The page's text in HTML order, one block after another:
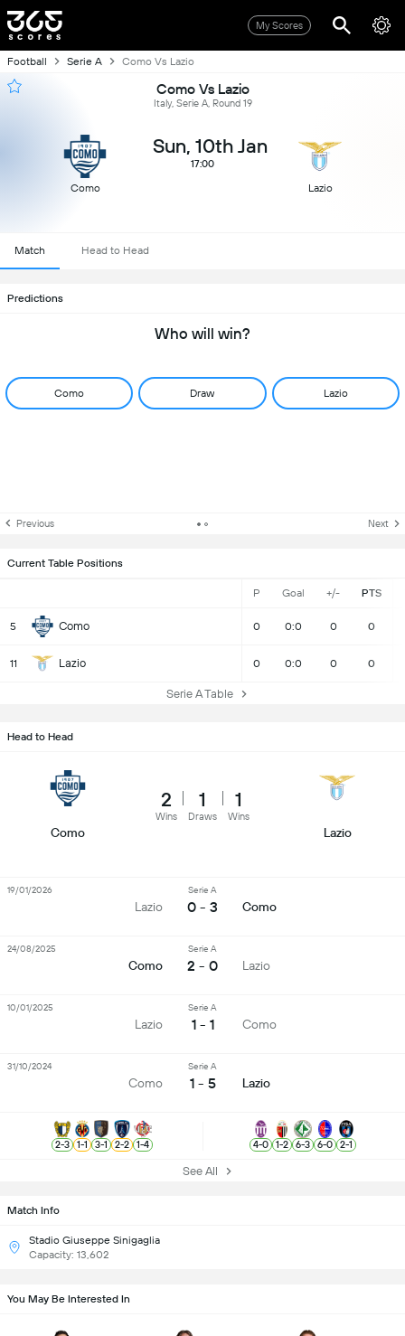
My Scores
Football Serie A Como Vs Lazio
Como Vs Lazio
Italy, Serie A, Round 19
Como
Sun, 10th Jan
17:00
Lazio
Match Head to Head
Predictions
Who will win?
Como Draw Lazio
Previous Next
Current Table Positions
P Goal +/- PTS
5 Como 0 0:0 0 0
11 Lazio 0 0:0 0 0
Serie A Table
Match Info
Stadio Giuseppe Sinigaglia
Capacity: 13,602
Head to Head
Como
2
Wins
1
Draws
1
Wins
Lazio
Lazio
Serie A
0 - 3 Como
19/01/2026
Como
Serie A
2 - 0 Lazio
24/08/2025
Lazio
Serie A
1 - 1 Como
10/01/2025
Como
Serie A
1 - 5 Lazio
31/10/2024
2-3 1-1 3-1 2-2 1-4 4-0 1-2 6-3 6-0 2-1
See All
You May Be Interested In